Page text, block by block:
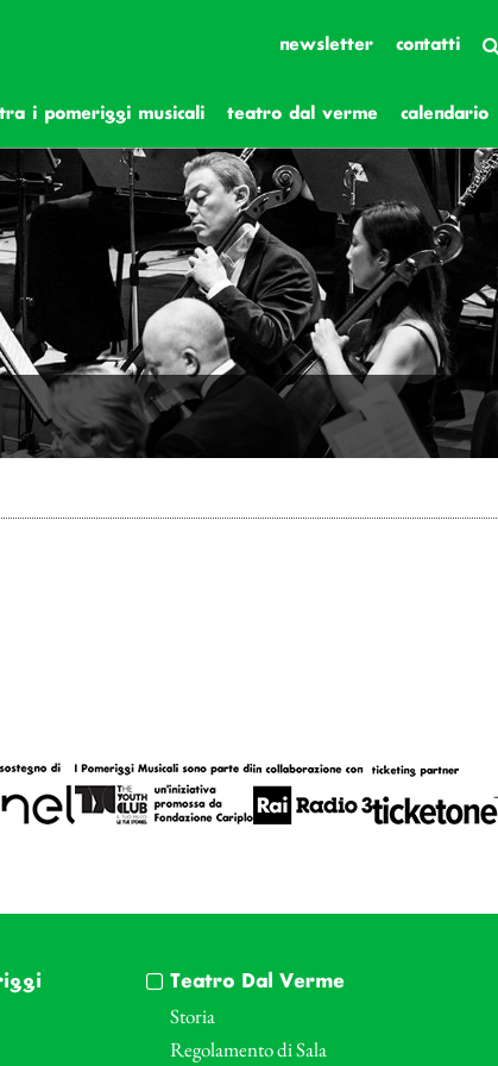
newsletter contatti
i pomeriggi musicali teatro dal verme calendario
Teatro Dal Verme
Storia
Regolamento di Sala